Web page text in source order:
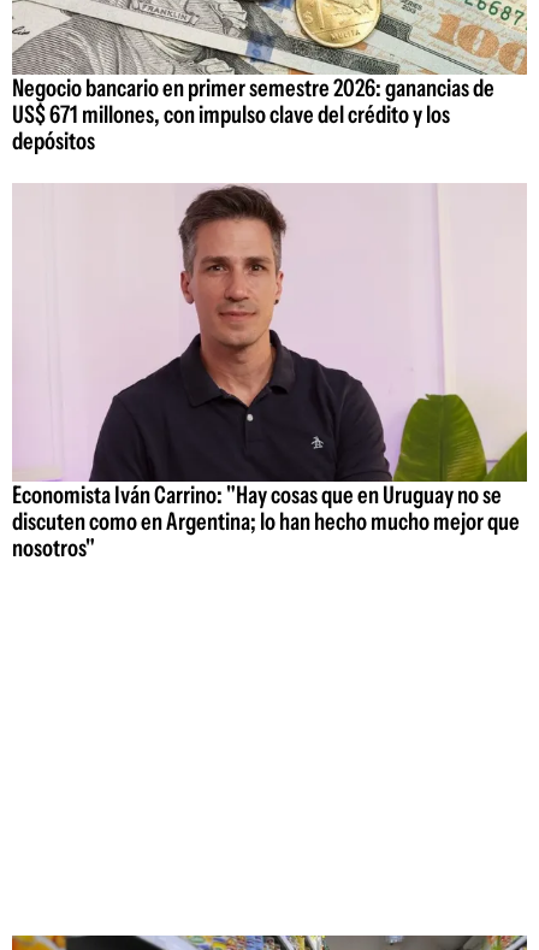
Negocio bancario en primer semestre 2026: ganancias de
US$ 671 millones, con impulso clave del crédito y los
depósitos
Economista Iván Carrino: "Hay cosas que en Uruguay no se
discuten como en Argentina; lo han hecho mucho mejor que
nosotros"